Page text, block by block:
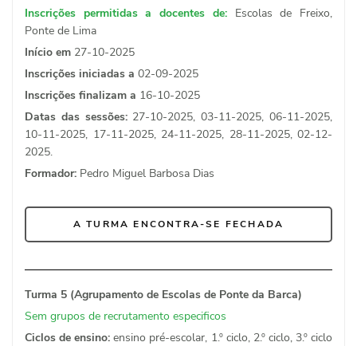
Inscrições permitidas a docentes de: Escolas de Freixo,
Ponte de Lima
Início em 27-10-2025
Inscrições iniciadas a 02-09-2025
Inscrições finalizam a 16-10-2025
Datas das sessões: 27-10-2025, 03-11-2025, 06-11-2025,
10-11-2025, 17-11-2025, 24-11-2025, 28-11-2025, 02-12-
2025.
Formador: Pedro Miguel Barbosa Dias
A TURMA ENCONTRA-SE FECHADA
Turma 5 (Agrupamento de Escolas de Ponte da Barca)
Sem grupos de recrutamento especificos
Ciclos de ensino: ensino pré-escolar, 1.º ciclo, 2.º ciclo, 3.º ciclo